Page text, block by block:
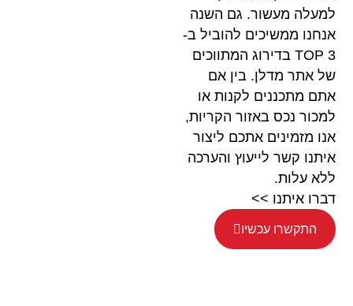
למעלה מעשור. גם השנה
אנחנו ממשיכים להוביל ב-
TOP 3 בדירוג המתווכים
של אתר מדלן. בין אם
אתם מתכננים לקנות או
למכור נכס באזור הקריות,
אנו מזמינים אתכם ליצור
איתנו קשר לייעוץ והערכה
ללא עלות.
דברו איתנו >>
התקשרו עכשיו